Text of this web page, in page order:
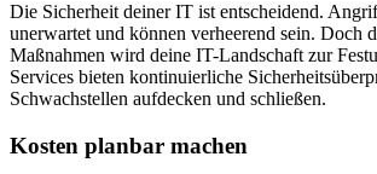
Die Sicherheit deiner IT ist entscheidend.
unerwartet und können verheerend sein. Doch
Maßnahmen wird deine IT-Landschaft zur
Services bieten kontinuierliche
Schwachstellen aufdecken und schließen.
Kosten planbar machen